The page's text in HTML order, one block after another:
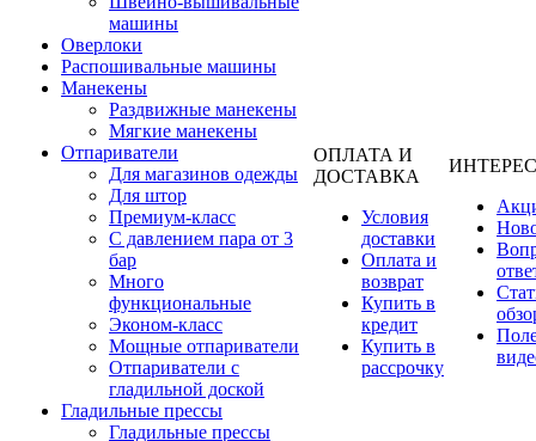
машины
Оверлоки
Распошивальные машины
Манекены
Раздвижные манекены
Мягкие манекены
Отпариватели
Для магазинов одежды
Для штор
Премиум-класс
С давлением пара от 3
бар
Много
функциональные
Эконом-класс
Мощные отпариватели
Отпариватели с
гладильной доской
Гладильные прессы
Гладильные прессы
ОПЛАТА И
ДОСТАВКА
Условия
доставки
Оплата и
возврат
Купить в
кредит
Купить в
рассрочку